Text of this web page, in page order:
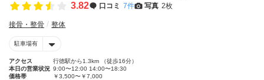
3.82 口コミ 7件 写真 2枚
接骨・整骨 整体
駐車場有
アクセス
行徳駅から1.3km （徒歩16分）
本日の営業状況 9:00〜12:00 14:00〜18:30
価格帯
￥3,500〜￥7,000